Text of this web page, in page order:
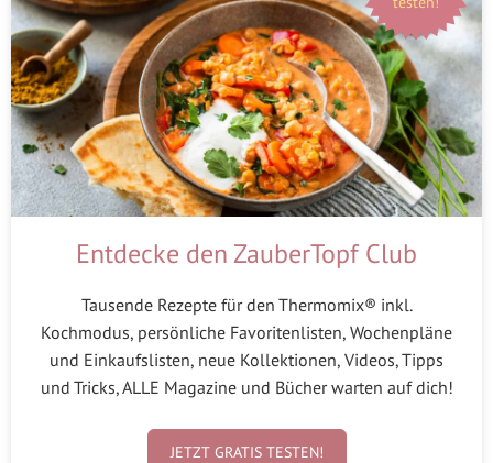
Entdecke den ZauberTopf Club
Tausende Rezepte für den Thermomix® inkl.
Kochmodus, persönliche Favoritenlisten, Wochenpläne
und Einkaufslisten, neue Kollektionen, Videos, Tipps
und Tricks, ALLE Magazine und Bücher warten auf dich!
JETZT GRATIS TESTEN!